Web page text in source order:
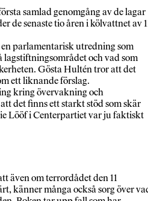
samlad genomgång av de lagar
de senaste tio åren i kölvattnet av
parlamentarisk utredning som
och vad som
Gösta Hultén tror att det
ett liknande förslag.
kring övervakning och
det finns ett starkt stöd som skär
Lööf i Centerpartiet var ju faktiskt
även om terrordådet den 11
känner många också sorg över